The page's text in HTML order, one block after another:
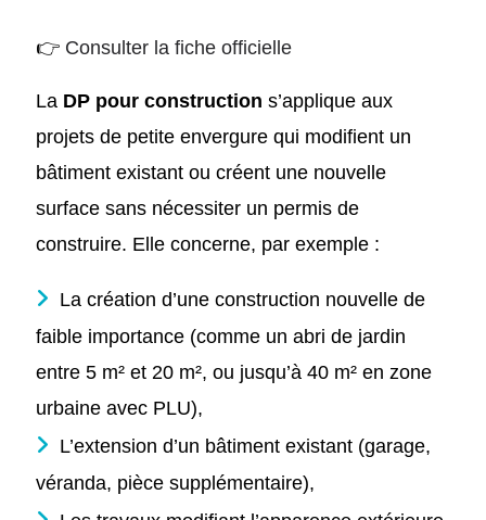
👉 Consulter la fiche officielle
La DP pour construction s’applique aux
projets de petite envergure qui modifient un
bâtiment existant ou créent une nouvelle
surface sans nécessiter un permis de
construire. Elle concerne, par exemple :
La création d’une construction nouvelle de
faible importance (comme un abri de jardin
entre 5 m² et 20 m², ou jusqu’à 40 m² en zone
urbaine avec PLU),
L’extension d’un bâtiment existant (garage,
véranda, pièce supplémentaire),